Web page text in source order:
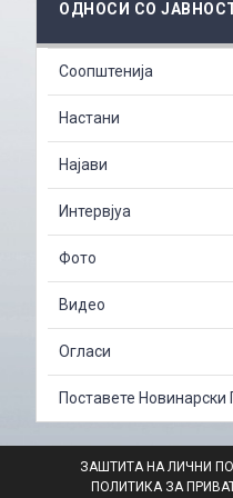
ОДНОСИ СО
Соопштенија
Настани
Најави
Интервјуа
Фото
Видео
Огласи
Поставете
ЗАШТИТА НА ЛИЧНИ
ПОЛИТИКА ЗА